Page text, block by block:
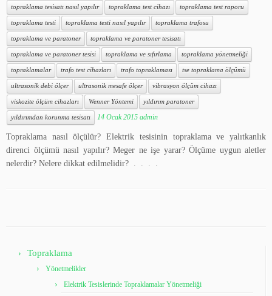
topraklama tesisatı nasıl yapılır topraklama test cihazı topraklama test raporu
topraklama testi topraklama testi nasıl yapılır topraklama trafosu
topraklama ve paratoner topraklama ve paratoner tesisatı
topraklama ve paratoner tesisi topraklama ve sıfırlama topraklama yönetmeliği
topraklamalar trafo test cihazları trafo topraklaması tse topraklama ölçümü
ultrasonik debi ölçer ultrasonik mesafe ölçer vibrasyon ölçüm cihazı
viskozite ölçüm cihazları Wenner Yöntemi yıldırım paratoner
yıldırımdan korunma tesisatı 14 Ocak 2015 admin
Topraklama nasıl ölçülür? Elektrik tesisinin topraklama ve yalıtkanlık
direnci ölçümü nasıl yapılır? Meger ne işe yarar? Ölçüme uygun aletler
nelerdir? Nelere dikkat edilmelidir? . . . .
Topraklama
Yönetmelikler
Elektrik Tesislerinde Topraklamalar Yönetmeliği